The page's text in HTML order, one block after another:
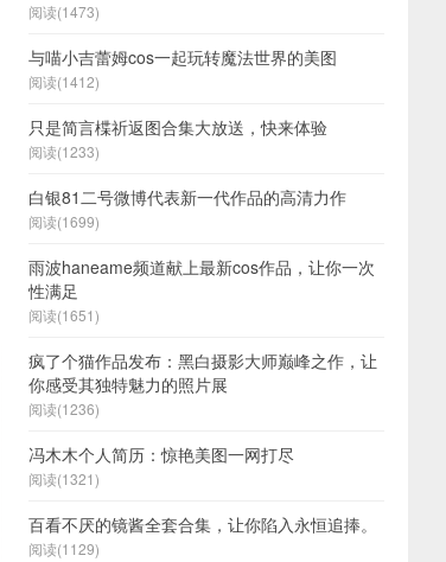
阅读(1473)
与喵小吉蕾姆cos一起玩转魔法世界的美图
阅读(1412)
只是简言楪祈返图合集大放送，快来体验
阅读(1233)
白银81二号微博代表新一代作品的高清力作
阅读(1699)
雨波haneame频道献上最新cos作品，让你一次
性满足
阅读(1651)
疯了个猫作品发布：黑白摄影大师巅峰之作，让
你感受其独特魅力的照片展
阅读(1236)
冯木木个人简历：惊艳美图一网打尽
阅读(1321)
百看不厌的镜酱全套合集，让你陷入永恒追捧。
阅读(1129)